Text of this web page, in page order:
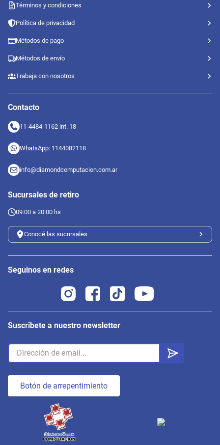
Términos y condiciones
Política de privacidad
Métodos de pago
Métodos de envío
Trabaja con nosotros
Contacto
11-4484-1162 int. 18
WhatsApp: 1144082118
info@diamondcomputacion.com.ar
Sucursales de retiro
09:00 a 20:00 hs
Conocé las sucursales
Seguinos en redes
Suscribete a nuestro newsletter
Botón de arrepentimiento